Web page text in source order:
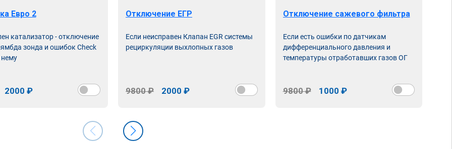
Евро 2
катализатор - отключение
зонда и ошибок Check
нему
2000 ₽
Отключение ЕГР
Если неисправен Клапан EGR системы
рециркуляции выхлопных газов
9800 ₽ 2000 ₽
Отключение сажевого фильтра
Если есть ошибки по датчикам
дифференциального давления и
температуры отработавших газов ОГ
9800 ₽ 1000 ₽